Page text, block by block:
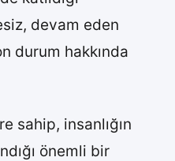
devam eden
durum hakkında
sahip, insanlığın
önemli bir